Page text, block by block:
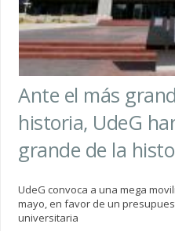
Ante el más
historia, UdeG
grande de la
UdeG convoca a una mega
mayo, en favor de un
universitaria